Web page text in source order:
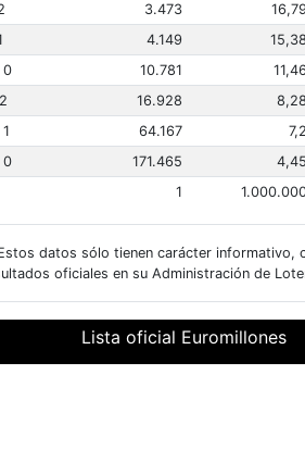
3.473
4.149
0
10.781
16.928
64.167
0
171.465
1
datos sólo tienen carácter informativo,
oficiales en su Administración de
Lista oficial Euromillones